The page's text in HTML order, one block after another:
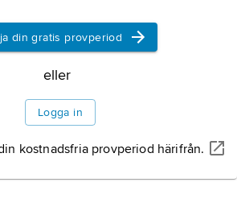
din gratis provperiod
eller
Logga in
kostnadsfria provperiod härifrån.